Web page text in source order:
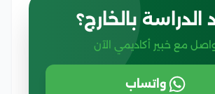
الدراسة بالخارج؟
مع خبير أكاديمي الآن
واتساب